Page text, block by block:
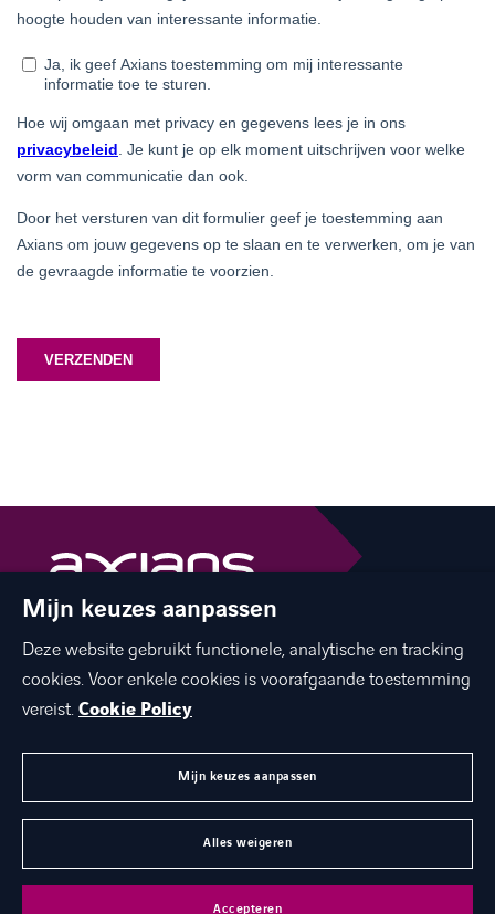
The best of ICT with a human touch
linkedinyoutubefacebook
twitterinstagram
©Axians 2026
Disclaimer
Mijn keuzes aanpassen
Deze website gebruikt functionele, analytische en tracking
cookies. Voor enkele cookies is voorafgaande toestemming
vereist.Cookie Policy
Mijn keuzes aanpassen
Alles weigeren
Accepteren